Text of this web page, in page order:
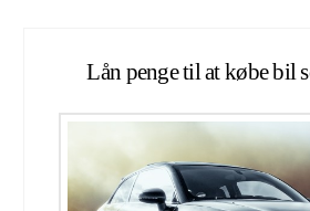
Lån penge til at købe bil